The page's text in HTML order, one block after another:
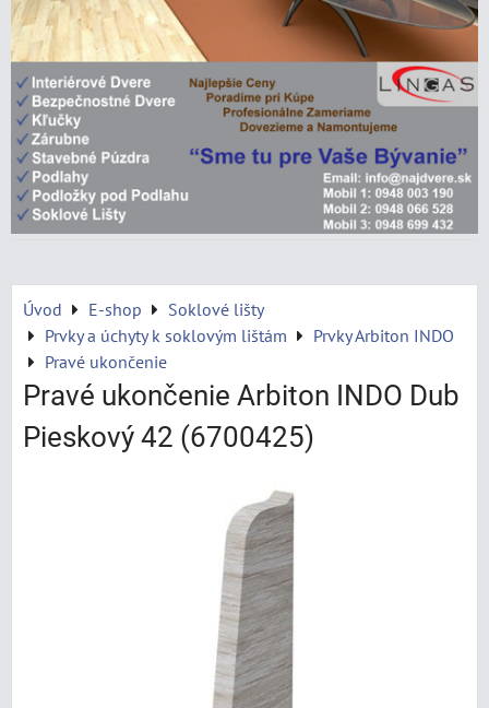
Úvod E-shop
Soklové lišty
Prvky a úchyty k soklovým lištám
Prvky Arbiton INDO
Pravé ukončenie
Pravé ukončenie Arbiton INDO Dub
Pieskový 42 (6700425)